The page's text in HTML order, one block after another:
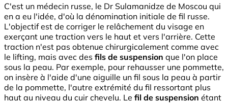
C'est un médecin russe, le Dr Sulamanidze de Moscou qui
en a eu l'idée, d'où la dénomination initiale de fil russe.
L'objectif est de corriger le relâchement du visage en
exerçant une traction vers le haut et vers l'arrière. Cette
traction n'est pas obtenue chirurgicalement comme avec
le lifting, mais avec des fils de suspension que l'on place
sous la peau. Par exemple, pour rehausser une pommette,
on insère à l'aide d'une aiguille un fil sous la peau à partir
de la pommette, l'autre extrémité du fil ressortant plus
haut au niveau du cuir chevelu. Le fil de suspension étant